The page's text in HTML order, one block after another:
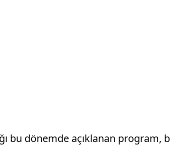
bu dönemde açıklanan